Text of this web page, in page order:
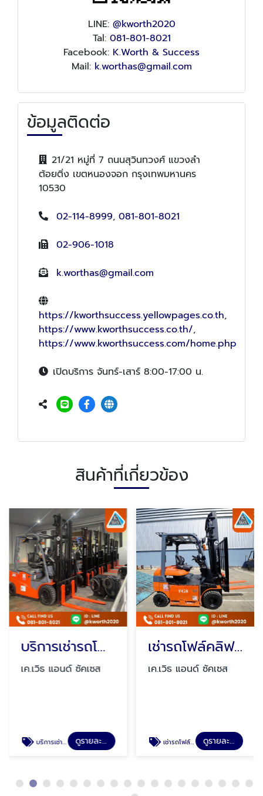
LINE: @kworth2020
Tal: 081-801-8021
Facebook: K.Worth & Success
Mail: k.worthas@gmail.com
ข้อมูลติดต่อ
21/21 หมู่ที่ 7 ถนนสุวินทวงศ์ แขวงลำ
ต้อยติ่ง เขตหนองจอก กรุงเทพมหานคร
10530
02-114-8999, 081-801-8021
02-906-1018
k.worthas@gmail.com
https://kworthsuccess.yellowpages.co.th,
https://www.kworthsuccess.co.th/,
https://www.kworthsuccess.com/home.php
เปิดบริการ จันทร์-เสาร์ 8:00-17:00 น.
สินค้าที่เกี่ยวข้อง
บริการเช่ารถโฟล์คลิฟท์
ซัคเซส
ดูรายละเอียด
เช่ารถโฟล์คลิฟท์ไฟฟ้า
เค.เวิธ แอนด์ ซัคเซส
เช่ารถโฟล์คลิฟท์ไฟฟ้า ดูรายละเอียด
เค.เวิธ แอนด์
รถโฟล์คลิฟท์แก๊สราคาประหยัด